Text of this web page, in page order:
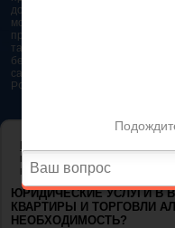
документом необходимо
момент. Разобраться во
представляется возможным.
таком случае самым простым
бесплатную юридическую
сайте. На сайте опубликована
РФ 2026 - 2025
приватизации квартиры и
необходимость?
ЮРИДИЧЕСКИЕ УСЛУГИ В
КВАРТИРЫ И ТОРГОВЛИ
НЕОБХОДИМОСТЬ?